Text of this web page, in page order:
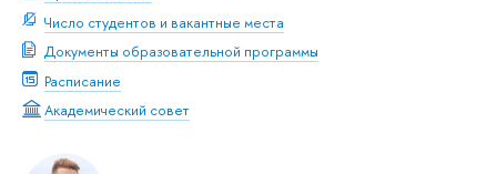
Число студентов и вакантные места
Документы образовательной программы
Расписание
Академический совет